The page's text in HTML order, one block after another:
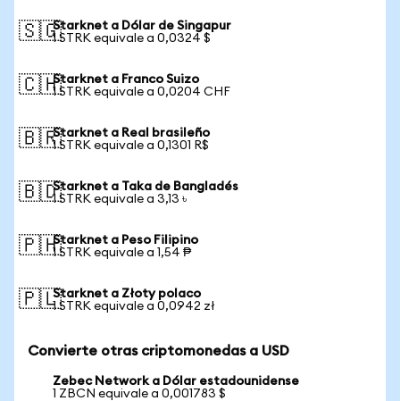
🇸🇬Starknet a Dólar de Singapur
1 STRK equivale a 0,0324 $
🇨🇭Starknet a Franco Suizo
1 STRK equivale a 0,0204 CHF
🇧🇷Starknet a Real brasileño
1 STRK equivale a 0,1301 R$
🇧🇩Starknet a Taka de Bangladés
1 STRK equivale a 3,13 ৳
🇵🇭Starknet a Peso Filipino
1 STRK equivale a 1,54 ₱
🇵🇱Starknet a Złoty polaco
1 STRK equivale a 0,0942 zł
Convierte otras criptomonedas a USD
Zebec Network a Dólar estadounidense
1 ZBCN equivale a 0,001783 $